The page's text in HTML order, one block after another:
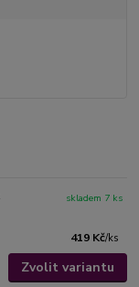
419 Kč/ks
skladem 7 ks
Zvolit variantu